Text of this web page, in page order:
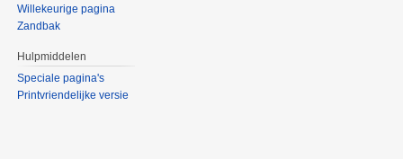
Willekeurige pagina
Zandbak
Hulpmiddelen
Speciale pagina's
Printvriendelijke versie